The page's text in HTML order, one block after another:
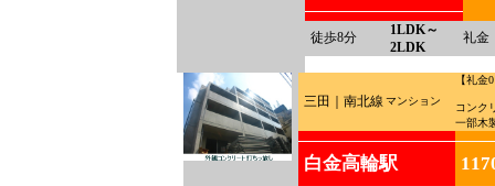
徒歩8分
1LDK～
2LDK
礼金
三田｜南北線 マンション
【礼
コンク
一部木
白金高輪駅